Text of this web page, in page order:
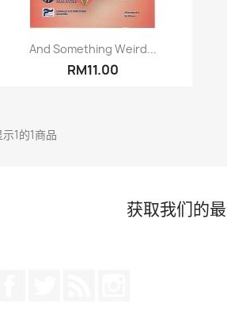
快速查看
And Something Weird...
RM11.00
示1的1商品
获取我们的